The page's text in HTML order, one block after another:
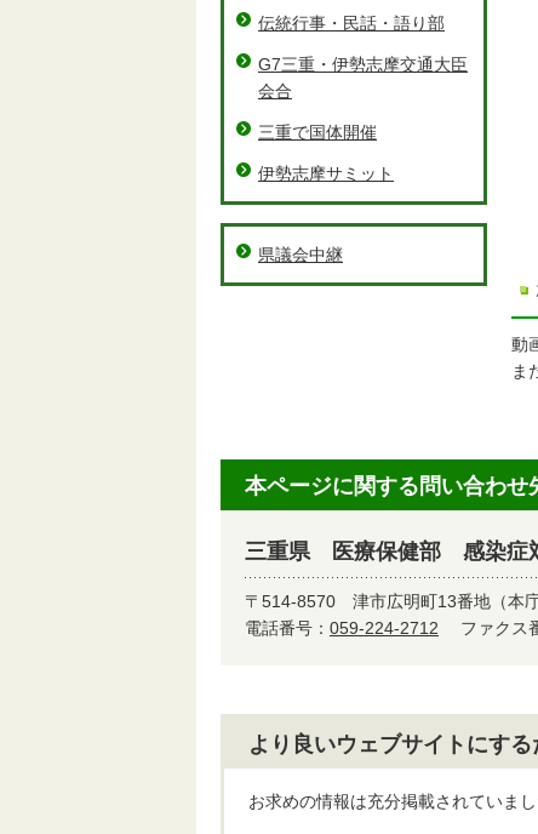
動
ま
伝統行事・民話・語り部
G7三重・伊勢志摩交通大臣
会合
三重で国体開催
伊勢志摩サミット
県議会中継
本ページに関する問い合わせ
三重県 医療保健部 感染症
〒514-8570 津市広明町13番地（本庁
電話番号： 059-224-2712 ファクス
より良いウェブサイトにす
お求めの情報は充分掲載されていまし